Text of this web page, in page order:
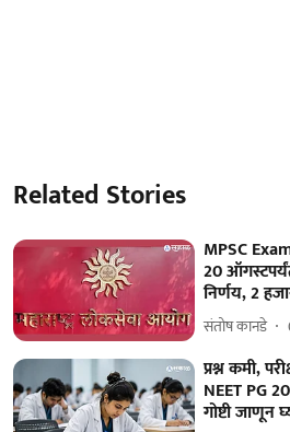
Related Stories
MPSC
20
निर्णय, 2
संतोष कानडे
प्रश्न कमी,
NEET PG
गोष्टी जाणून